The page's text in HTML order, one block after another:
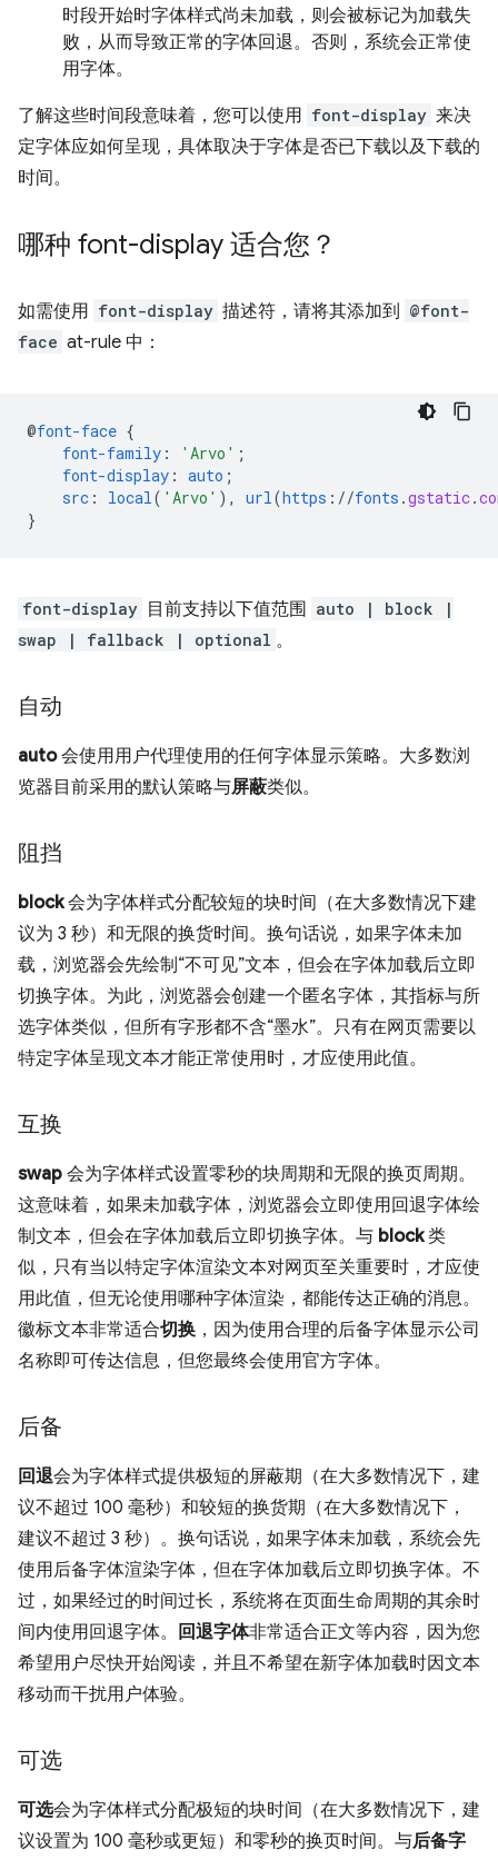
时段开始时字体样式尚未加载，则会被标记为加载失
败，从而导致正常的字体回退。否则，系统会正常使
用字体。
了解这些时间段意味着，您可以使用 font-display 来决
定字体应如何呈现，具体取决于字体是否已下载以及下载的
时间。
哪种 font-display 适合您？
如需使用 font-display 描述符，请将其添加到 @font-
face at-rule 中：
@font-face {
font-family : 'Arvo' ;
font-display : auto ;
src : local( 'Arvo' ), url(https ://fonts .gstatic.
}
font-display 目前支持以下值范围 auto | block |
swap | fallback | optional 。
自动
auto会使用用户代理使用的任何字体显示策略。大多数浏
览器目前采用的默认策略与屏蔽类似。
阻挡
block会为字体样式分配较短的块时间（在大多数情况下建
议为 3 秒）和无限的换货时间。换句话说，如果字体未加
载，浏览器会先绘制“不可见”文本，但会在字体加载后立即
切换字体。为此，浏览器会创建一个匿名字体，其指标与所
选字体类似，但所有字形都不含“墨水”。只有在网页需要以
特定字体呈现文本才能正常使用时，才应使用此值。
互换
swap 会为字体样式设置零秒的块周期和无限的换页周期。
这意味着，如果未加载字体，浏览器会立即使用回退字体绘
制文本，但会在字体加载后立即切换字体。与 block类
似，只有当以特定字体渲染文本对网页至关重要时，才应使
用此值，但无论使用哪种字体渲染，都能传达正确的消息。
徽标文本非常适合切换 ，因为使用合理的后备字体显示公司
名称即可传达信息，但您最终会使用官方字体。
后备
回退会为字体样式提供极短的屏蔽期（在大多数情况下，建
议不超过 100 毫秒）和较短的换货期（在大多数情况下，
建议不超过 3 秒）。换句话说，如果字体未加载，系统会先
使用后备字体渲染字体，但在字体加载后立即切换字体。不
过，如果经过的时间过长，系统将在页面生命周期的其余时
间内使用回退字体。
回退字体非常适合正文等内容，因为您
希望用户尽快开始阅读，并且不希望在新字体加载时因文本
移动而干扰用户体验。
可选
可选会为字体样式分配极短的块时间（在大多数情况下，建
议设置为 100 毫秒或更短）和零秒的换页时间。与后备字